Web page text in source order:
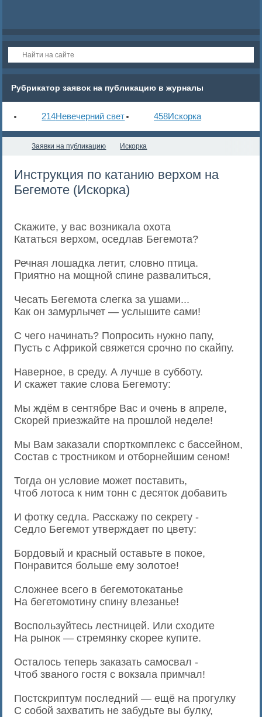
Рубрикатор заявок на публикацию в журналы
214Невечерний свет 458Искорка
Заявки на публикацию Искорка
Инструкция по катанию верхом на
Бегемоте (Искорка)
Скажите, у вас возникала охота
Кататься верхом, оседлав Бегемота?
Речная лошадка летит, словно птица.
Приятно на мощной спине развалиться,
Чесать Бегемота слегка за ушами...
Как он замурлычет — услышите сами!
С чего начинать? Попросить нужно папу,
Пусть с Африкой свяжется срочно по скайпу.
Наверное, в среду. А лучше в субботу.
И скажет такие слова Бегемоту:
Мы ждём в сентябре Вас и очень в апреле,
Скорей приезжайте на прошлой неделе!
Мы Вам заказали спорткомплекс с бассейном,
Состав с тростником и отборнейшим сеном!
Тогда он условие может поставить,
Чтоб лотоса к ним тонн с десяток добавить
И фотку седла. Расскажу по секрету -
Седло Бегемот утверждает по цвету:
Бордовый и красный оставьте в покое,
Понравится больше ему золотое!
Сложнее всего в бегемотокатанье
На бегетомотину спину влезанье!
Воспользуйтесь лестницей. Или сходите
На рынок — стремянку скорее купите.
Осталось теперь заказать самосвал -
Чтоб званого гостя с вокзала примчал!
Постскриптум последний — ещё на прогулку
С собой захватить не забудьте вы булку,